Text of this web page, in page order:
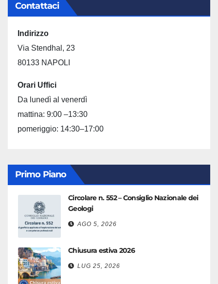
Contattaci
Indirizzo
Via Stendhal, 23
80133 NAPOLI
Orari Uffici
Da lunedì al venerdì
mattina: 9:00 –13:30
pomeriggio: 14:30–17:00
Primo Piano
Circolare n. 552 – Consiglio Nazionale dei
Geologi
AGO 5, 2026
Chiusura estiva 2026
LUG 25, 2026